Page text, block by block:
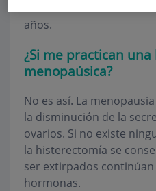
sea el tratamiento de
años.
¿Si me practican
menopaúsica?
No es así. La
la disminución de la
ovarios. Si no existe
la histerectomía se
ser extirpados
hormonas.